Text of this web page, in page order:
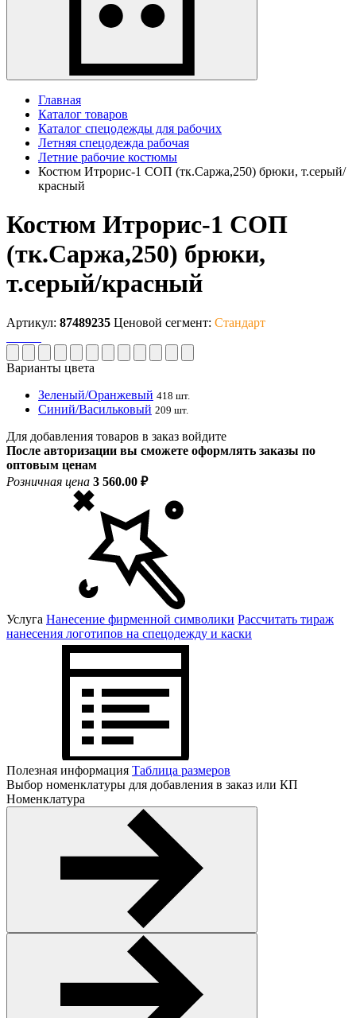
Главная
Каталог товаров
Каталог спецодежды для рабочих
Летняя спецодежда рабочая
Летние рабочие костюмы
Костюм Итрорис-1 СОП (тк.Саржа,250) брюки, т.серый/
красный
Костюм Итрорис-1 СОП
(тк.Саржа,250) брюки,
т.серый/красный
Артикул: 87489235 Ценовой сегмент: Стандарт
Варианты цвета
Зеленый/Оранжевый 418 шт.
Синий/Васильковый 209 шт.
Для добавления товаров в заказ войдите
После авторизации вы сможете оформлять заказы по
оптовым ценам
Розничная цена 3 560.00 ₽
Услуга Нанесение фирменной символики Рассчитать тираж
нанесения логотипов на спецодежду и каски
Полезная информация Таблица размеров
Выбор номенклатуры для добавления в заказ или КП
Номенклатура